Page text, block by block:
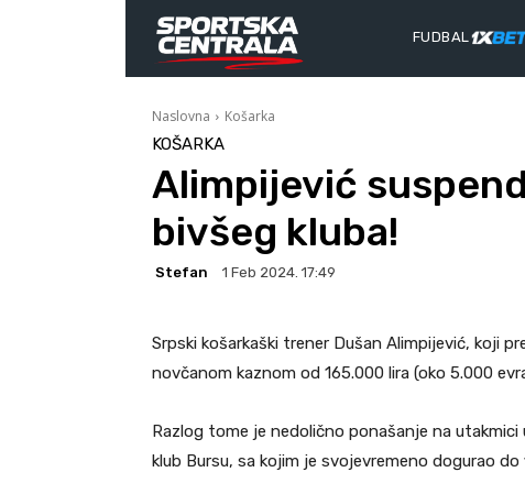
FUDBAL
Naslovna Košarka
KOŠARKA
Alimpijević
bivšeg kluba!
Stefan 1 Feb 2024. 17:49
Srpski košarkaški trener Dušan Alimpijević, koji
novčanom kaznom od 165.000 lira (oko 5.000
Razlog tome je nedolično ponašanje na
klub Bursu, sa kojim je svojevremeno dogurao do